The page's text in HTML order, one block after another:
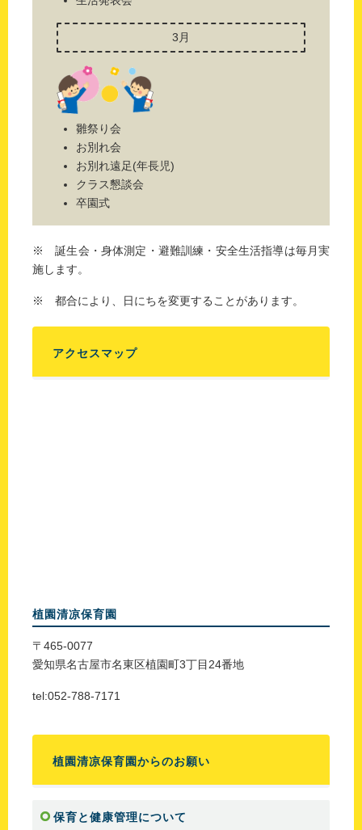
3月
雛祭り会
お別れ会
お別れ遠足(年長児)
クラス懇談会
卒園式
※ 誕生会・身体測定・避難訓練・安全生活指導は毎月実
施します。
※ 都合により、日にちを変更することがあります。
アクセスマップ
植園清凉保育園
〒465-0077
愛知県名古屋市名東区植園町3丁目24番地
tel:052-788-7171
植園清凉保育園からのお願い
保育と健康管理について